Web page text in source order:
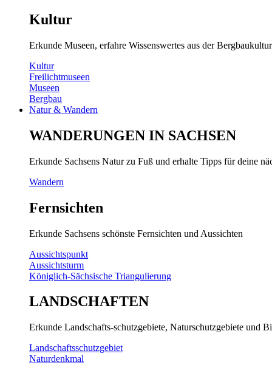
Kultur
Erkunde Museen, erfahre Wissenswertes aus der
Kultur
Freilichtmuseen
Museen
Bergbau
Natur & Wandern
WANDERUNGEN IN SACHSEN
Erkunde Sachsens Natur zu Fuß und erhalte Tipps für deine
Wandern
Fernsichten
Erkunde Sachsens schönste Fernsichten und Aussichten
Aussichtspunkt
Aussichtsturm
Königlich-Sächsische Triangulierung
LANDSCHAFTEN
Erkunde Landschafts-schutzgebiete, Naturschutzgebiete und
Landschaftsschutzgebiet
Naturdenkmal